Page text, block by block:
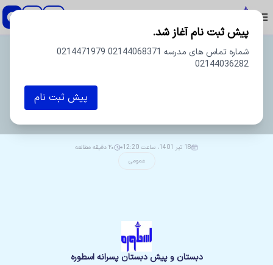
پیش ثبت نام آغاز شد.
شماره تماس های مدرسه 02144068371 0214471979
02144036282
پیش ثبت نام
عمومی
18 تیر 1401، ساعت 12:20 ۲۰ دقیقه مطالعه
دبستان و پیش دبستان پسرانه اسطوره